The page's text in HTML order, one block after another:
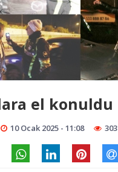
el konuldu
10 Ocak 2025 - 11:08 303